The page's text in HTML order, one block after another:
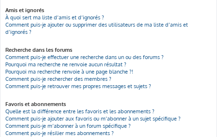
Amis et ignorés
À quoi sert ma liste d’amis et d’ignorés ?
Comment puis-je ajouter ou supprimer des utilisateurs de ma liste d’amis et
d’ignorés ?
Recherche dans les forums
Comment puis-je effectuer une recherche dans un ou des forums ?
Pourquoi ma recherche ne renvoie aucun résultat ?
Pourquoi ma recherche renvoie à une page blanche ?!
Comment puis-je rechercher des membres ?
Comment puis-je retrouver mes propres messages et sujets ?
Favoris et abonnements
Quelle est la différence entre les favoris et les abonnements ?
Comment puis-je ajouter aux favoris ou m’abonner à un sujet spécifique ?
Comment puis-je m’abonner à un forum spécifique ?
Comment puis-je résilier mes abonnements ?